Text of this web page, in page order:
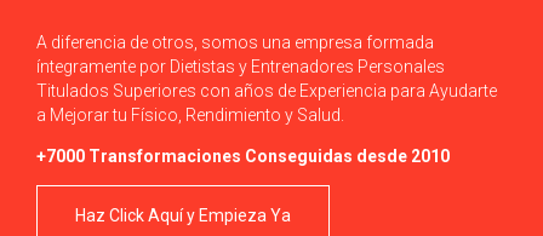
A diferencia de otros, somos una empresa formada
íntegramente por Dietistas y Entrenadores Personales
Titulados Superiores con años de Experiencia para Ayudarte
a Mejorar tu Físico, Rendimiento y Salud.
+7000 Transformaciones Conseguidas desde 2010
Haz Click Aquí y Empieza Ya